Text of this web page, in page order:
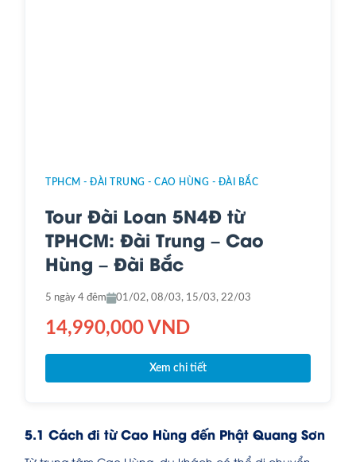
TPHCM - ĐÀI TRUNG - CAO HÙNG - ĐÀI BẮC
Tour Đài Loan 5N4Đ từ
TPHCM: Đài Trung – Cao
Hùng – Đài Bắc
5 ngày 4 đêm 01/02, 08/03, 15/03, 22/03
14,990,000 VND
Xem chi tiết
5.1 Cách đi từ Cao Hùng đến Phật Quang Sơn